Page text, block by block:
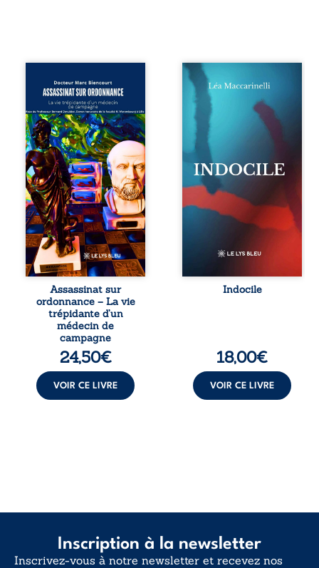
Assassinat sur
ordonnance – La
vie trépidante
d’un médecin de
campagne est la
réédition enrichie
et actualisée du
témoignage du
Docteur Marc
Biencourt, ancien
médecin de
famille, qui revient
sur son parcours
médical, syndical
et ordinal. Depuis
septembre 2013, il
raconte le long
combat qui l’a
conduit à être
écarté du corps
médical, malgré
une décision de
première instance
Assassinat sur
ordonnance – La vie
trépidante d’un
médecin de
campagne
24,50€
VOIR CE LIVRE
Quatre parties.
Quatre refus.
Quatre visages
d’une existence en
friction. Entre les
silences qu’on ne
déchiffre pas, les
amours qu’on
dérange, les corps
qu’on administre
et les liens qu’on
sabote, cet
ouvrage parle à
vivent trop fort,
trop vrai, trop tôt.
traversée. Une
langue nue. Une
Indocile
18,00€
VOIR CE LIVRE
Inscription à la newsletter
Inscrivez-vous à notre newsletter et recevez nos